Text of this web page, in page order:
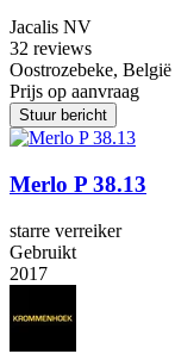
Jacalis NV
32 reviews
Oostrozebeke, België
Prijs op aanvraag
Stuur bericht
Merlo P 38.13
starre verreiker
Gebruikt
2017